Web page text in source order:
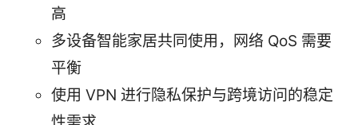
高
多设备智能家居共同使用，网络 QoS 需要
平衡
使用 VPN 进行隐私保护与跨境访问的稳定